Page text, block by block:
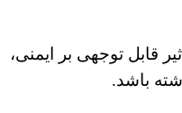
قابل توجهی بر ایمنی،
باشد.